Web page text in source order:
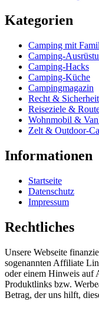
Kategorien
Camping mit
Camping-
Camping-Hacks
Camping-Küche
Campingmagazin
Recht & Sicherheit
Reiseziele &
Wohnmobil &
Zelt & Outdoor-
Informationen
Startseite
Datenschutz
Impressum
Rechtliches
Unsere Webseite
sogenannten Affiliate
oder einem Hinweis auf
Produktlinks bzw.
Betrag, der uns hilft,